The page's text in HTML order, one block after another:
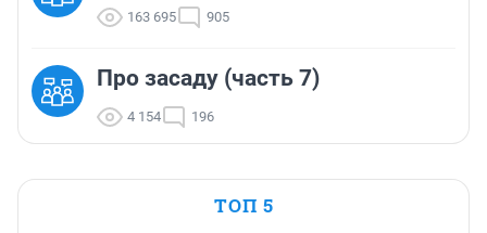
163 695 905
Про засаду (часть 7)
4 154 196
ТОП 5